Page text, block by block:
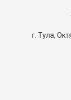
г. Тула,